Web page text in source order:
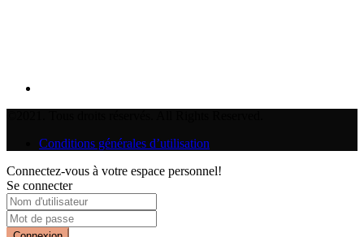
Conditions générales d’utilisation
Connectez-vous à votre espace personnel!
Se connecter